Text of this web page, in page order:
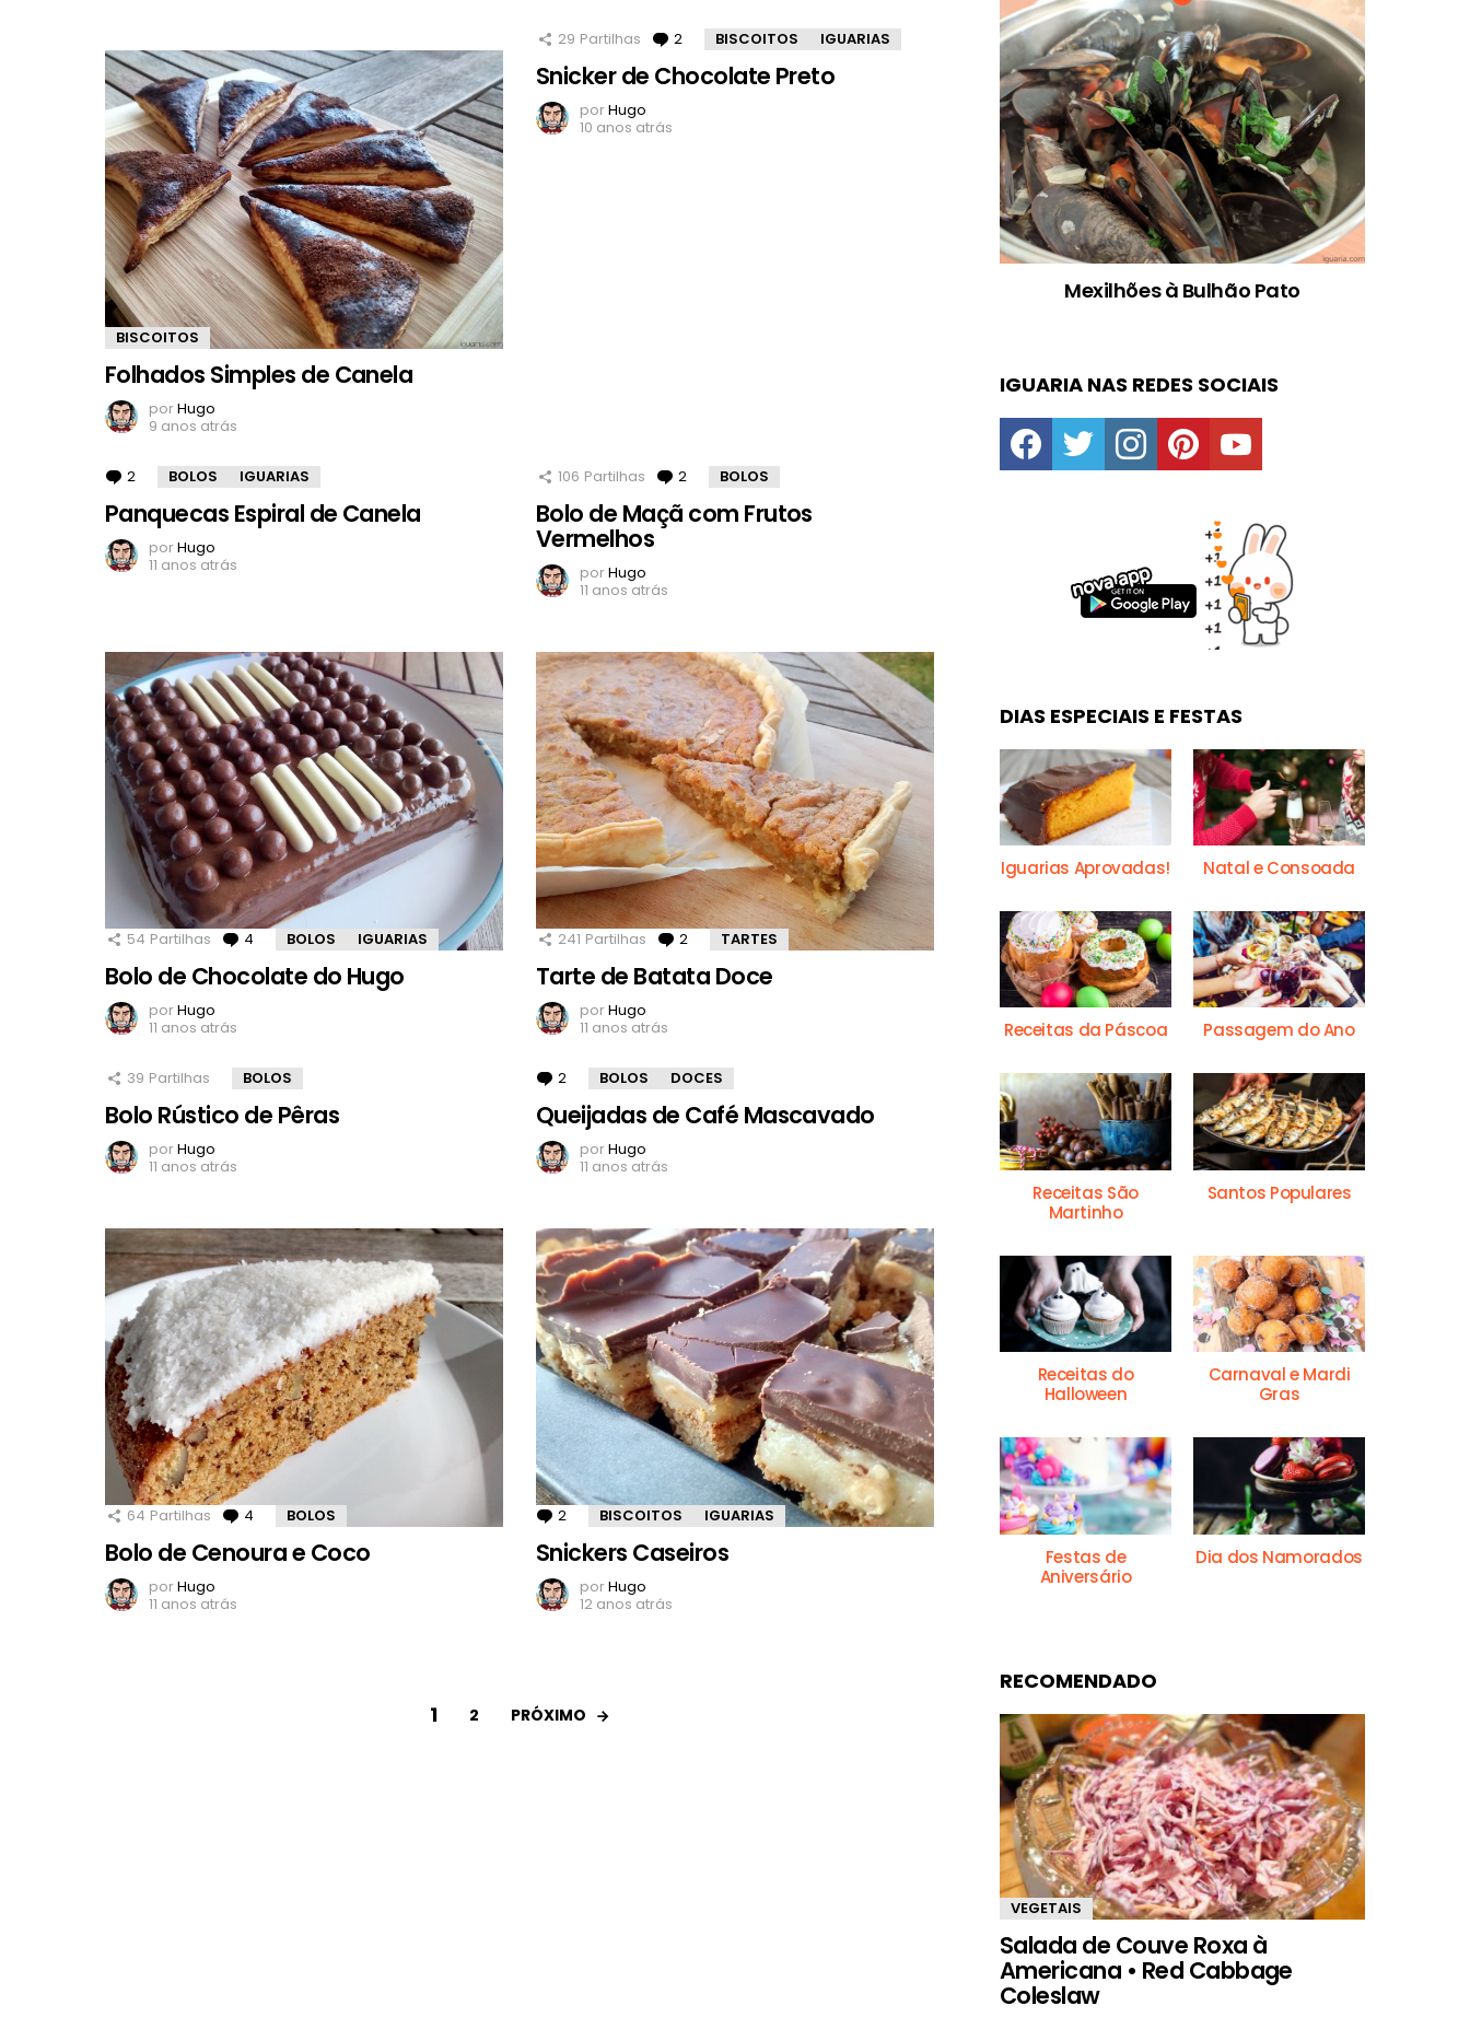
BISCOITOS
Folhados Simples de Canela
porHugo
9 anos atrás
29 Partilhas 2 Comentários
BISCOITOS IGUARIAS
Snicker de Chocolate Preto
porHugo
10 anos atrás
2 Comentários
BOLOS IGUARIAS
Panquecas Espiral de Canela
porHugo
11 anos atrás
106 Partilhas 2 Comentários
BOLOS
Bolo de Maçã com Frutos
Vermelhos
porHugo
11 anos atrás
54 Partilhas 4 Comentários
BOLOS IGUARIAS
Bolo de Chocolate do Hugo
porHugo
11 anos atrás
241 Partilhas 2 Comentários
TARTES
Tarte de Batata Doce
porHugo
11 anos atrás
39 Partilhas BOLOS
Bolo Rústico de Pêras
porHugo
11 anos atrás
2 Comentários
BOLOS DOCES
Queijadas de Café Mascavado
porHugo
11 anos atrás
64 Partilhas 4 Comentários
BOLOS
Bolo de Cenoura e Coco
porHugo
11 anos atrás
2 Comentários
BISCOITOS IGUARIAS
Snickers Caseiros
porHugo
12 anos atrás
1 2 PRÓXIMO
Mexilhões à Bulhão Pato
IGUARIA NAS REDES SOCIAIS
facebooktwitter instagrampinterestyoutube
DIAS ESPECIAIS E FESTAS
Iguarias Aprovadas! Natal e Consoada
Receitas da Páscoa Passagem do Ano
Receitas São
Martinho
Santos Populares
Receitas do
Halloween
Carnaval e Mardi
Gras
Festas de
Aniversário
Dia dos Namorados
RECOMENDADO
VEGETAIS
Salada de Couve Roxa à
Americana • Red Cabbage
Coleslaw